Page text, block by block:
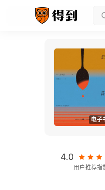
电子
4.0
用户推荐指